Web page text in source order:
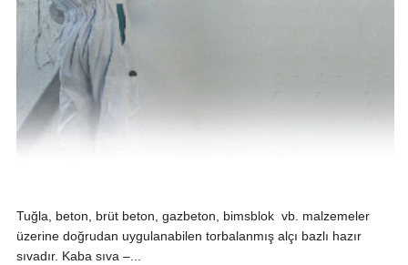
Tuğla, beton, brüt beton, gazbeton, bimsblok vb. malzemeler
üzerine doğrudan uygulanabilen torbalanmış alçı bazlı hazır
sıvadır. Kaba sıva –...